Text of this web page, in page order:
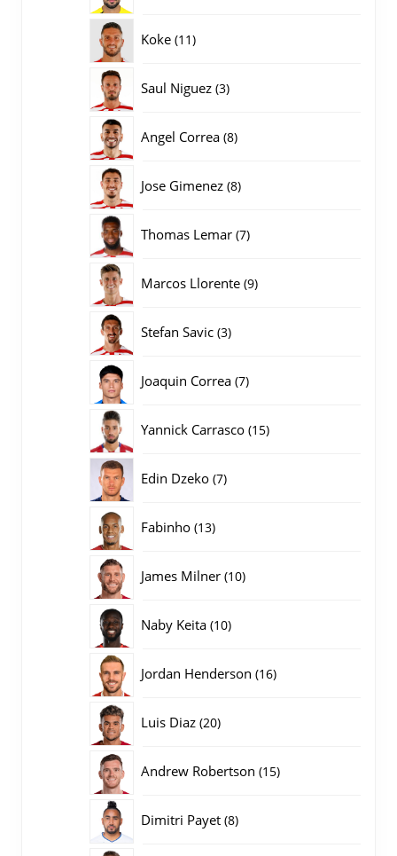
Koke 1111
Saul Niguez 33
Angel Correa 88
Jose Gimenez 88
Thomas Lemar 77
Marcos Llorente 99
Stefan Savic 33
Joaquin Correa 77
Yannick Carrasco 1515
Edin Dzeko 77
Fabinho 1313
James Milner 1010
Naby Keita 1010
Jordan Henderson 1616
Luis Diaz 2020
Andrew Robertson 1515
Dimitri Payet 88